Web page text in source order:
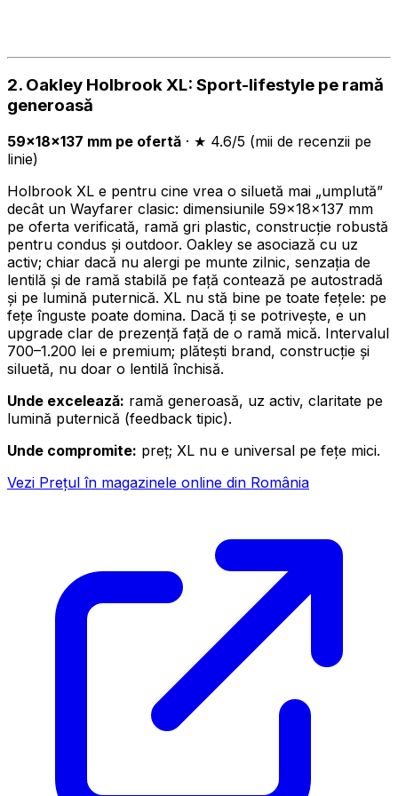
2. Oakley Holbrook XL: Sport-lifestyle pe ramă
generoasă
59×18×137 mm pe ofertă · ★ 4.6/5 (mii de recenzii pe
linie)
Holbrook XL e pentru cine vrea o siluetă mai „umplută”
decât un Wayfarer clasic: dimensiunile 59×18×137 mm
pe oferta verificată, ramă gri plastic, construcție robustă
pentru condus și outdoor. Oakley se asociază cu uz
activ; chiar dacă nu alergi pe munte zilnic, senzația de
lentilă și de ramă stabilă pe față contează pe autostradă
și pe lumină puternică. XL nu stă bine pe toate fețele: pe
fețe înguste poate domina. Dacă ți se potrivește, e un
upgrade clar de prezență față de o ramă mică. Intervalul
700–1.200 lei e premium; plătești brand, construcție și
siluetă, nu doar o lentilă închisă.
Unde excelează: ramă generoasă, uz activ, claritate pe
lumină puternică (feedback tipic).
Unde compromite: preț; XL nu e universal pe fețe mici.
Vezi Prețul în magazinele online din România